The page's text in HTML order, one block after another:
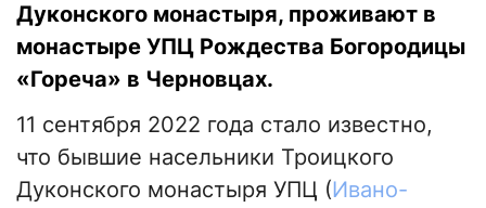
Дуконского монастыря, проживают в
монастыре УПЦ Рождества Богородицы
«Гореча» в Черновцах.
11 сентября 2022 года стало известно,
что бывшие насельники Троицкого
Дуконского монастыря УПЦ (Ивано-